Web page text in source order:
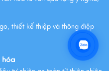
THỦ CÔNG MỸ NGHỆ
thiết kế thiệp và thông điệp
hóa